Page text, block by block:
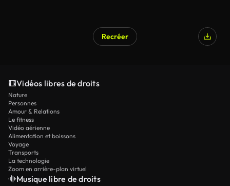
Recréer
Vidéos libres de droits
Nature
Personnes
Amour & Relations
Le fitness
Vidéo aérienne
Alimentation et boissons
Voyage
Transports
La technologie
Zoom en arrière-plan virtuel
Musique libre de droits